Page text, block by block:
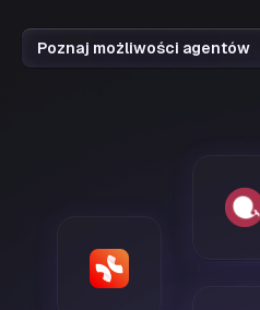
Poznaj możliwości agentów